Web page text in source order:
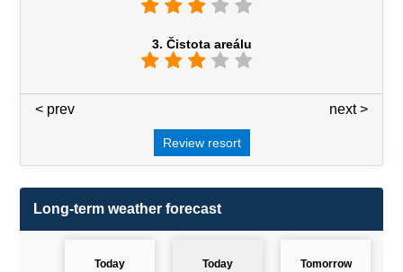
3. Čistota areálu
next >
< prev
Review resort
Long-term weather forecast
Today
Today
Tomorrow